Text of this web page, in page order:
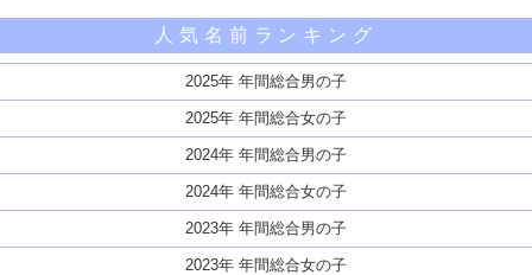
人気名前ランキング
2025年 年間総合男の子
2025年 年間総合女の子
2024年 年間総合男の子
2024年 年間総合女の子
2023年 年間総合男の子
2023年 年間総合女の子